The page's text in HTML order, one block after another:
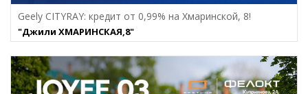
Geely CITYRAY: кредит от 0,99% на Хмаринcкой, 8!
"Джили ХМАРИНСКАЯ,8"